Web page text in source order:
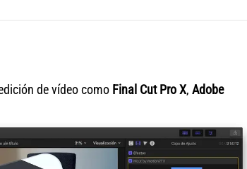
de vídeo como Final Cut Pro X, Adobe